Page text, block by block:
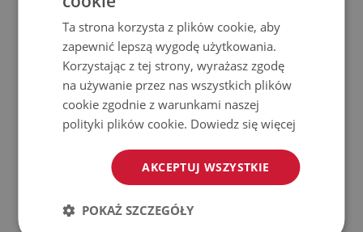
podlegają reklamacjom.
Jak dbać o produkt?
Czyść wilgotną szmatką —
nie używaj silnych środków
chemicznych.
Regularnie wietrz dolną warstwę dywanu.
powierzchni. Po umieszczeniu na miękkiej powierzchni
Ta strona korzysta z plików cookie, aby
zapewnić lepszą wygodę użytkowania.
Korzystając z tej strony, wyrażasz zgodę
na używanie przez nas wszystkich plików
cookie zgodnie z warunkami naszej
polityki plików cookie. Dowiedz się więcej
AKCEPTUJ WSZYSTKIE
POKAŻ SZCZEGÓŁY